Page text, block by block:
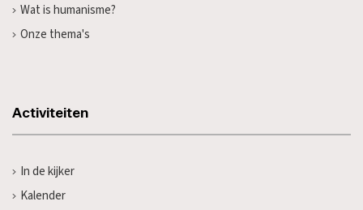
Wat is humanisme?
Onze thema's
Activiteiten
In de kijker
Kalender